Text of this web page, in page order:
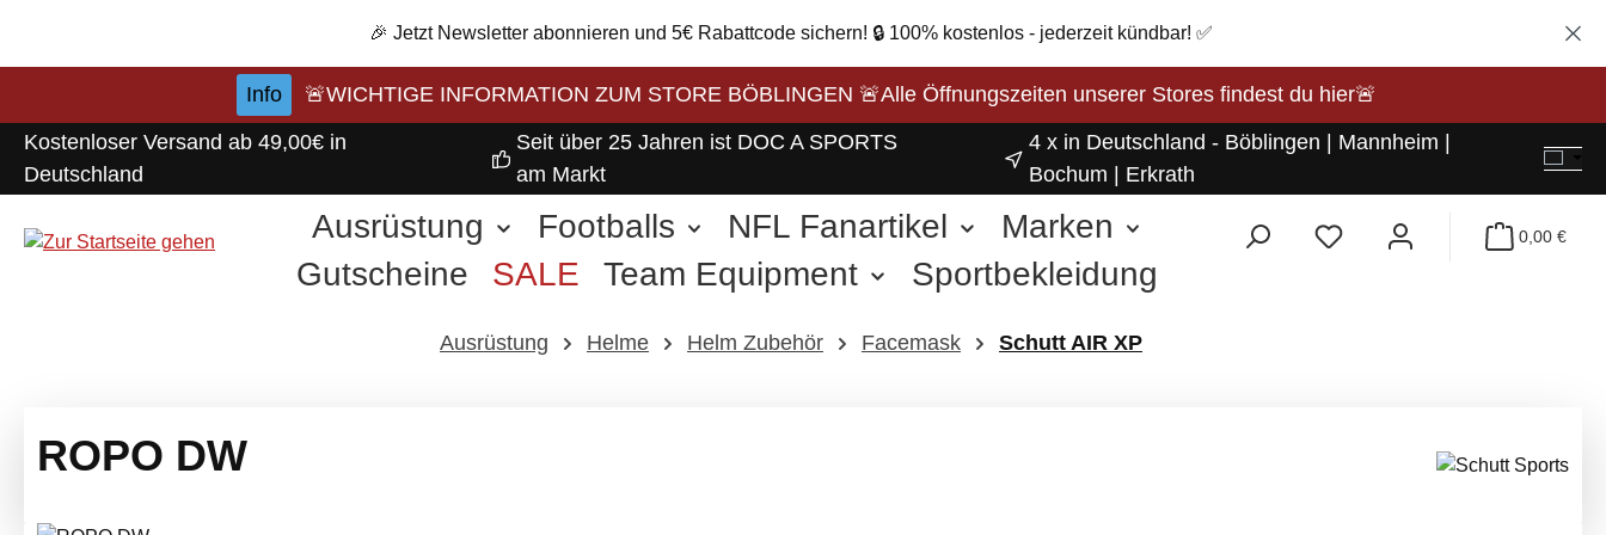
🎉 Jetzt Newsletter abonnieren und 5€ Rabattcode sichern! 🔒 100% kostenlos - jederzeit kündbar! ✅
Info
🚨WICHTIGE INFORMATION ZUM STORE BÖBLINGEN 🚨Alle Öffnungszeiten unserer Stores findest du hier🚨
Kostenloser Versand ab 49,00€ in
Deutschland
Seit über 25 Jahren ist DOC A SPORTS
am Markt
4 x in Deutschland - Böblingen | Mannheim |
Bochum | Erkrath
Ausrüstung Footballs NFL Fanartikel
Marken
Gutscheine
SALE Team Equipment
Sportbekleidung
0,00 €
Ausrüstung Helme Helm Zubehör Facemask Schutt AIR XP
ROPO DW